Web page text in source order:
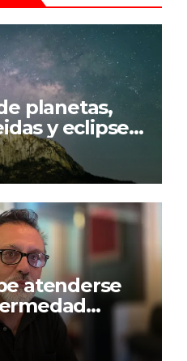
planetas,
y eclipse
a
agosto
atenderse
el